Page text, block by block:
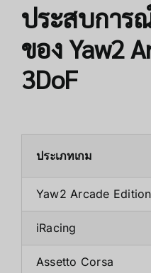
ประสบการ
ของ Yaw2
3DoF
ประเภทเกม
Yaw2 Arcade Edition
iRacing
Assetto Corsa